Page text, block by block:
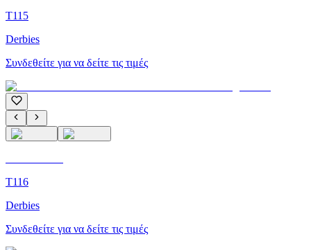
T115
Derbies
Συνδεθείτε για να δείτε τις τιμές
T116
Derbies
Συνδεθείτε για να δείτε τις τιμές